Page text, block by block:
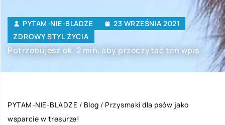
PYTAM-NIE-BLADZE
23 WRZEŚNIA 2021
ZDROWY STYL ŻYCIA
Potrzebujesz ok. 2 min. aby przeczytać ten wpis
PYTAM-NIE-BLADZE / Blog / Przysmaki dla psów jako
wsparcie w tresurze!